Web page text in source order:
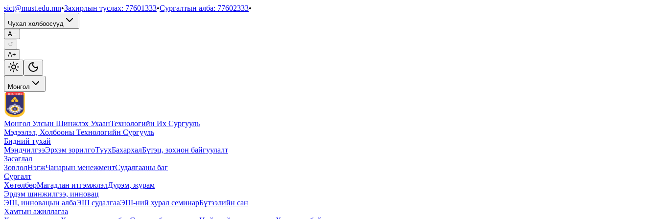
sict@must.edu.mn•Захирлын туслах: 77601333•Сургалтын алба: 77602333•
Чухал холбоосууд
A−
↺
A+
Монгол
Монгол Улсын Шинжлэх УхаанТехнологийн Их Сургууль
Мэдээлэл, Холбооны Технологийн Сургууль
Бидний тухай
МэндчилгээЭрхэм зорилгоТүүхБахархалБүтэц, зохион байгуулалт
Засаглал
ЗөвлөлНэгжЧанарын менежментСудалгааны баг
Сургалт
ХөтөлбөрМагадлан итгэмжлэлДүрэм, журам
Эрдэм шинжилгээ, инновац
ЭШ, инновацын албаЭШ судалгааЭШ-ний хурал семинарБүтээлийн сан
Хамтын ажиллагаа